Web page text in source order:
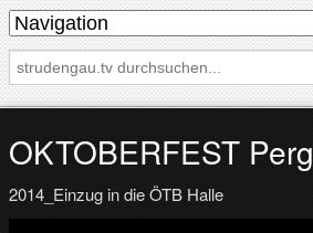
s
t
r
u
d
e
n
OKTOBERFEST Perg
2014_Einzug in die ÖTB Halle